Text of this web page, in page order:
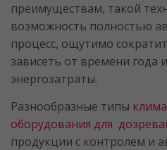
преимуществам, такой
возможность полностью
процесс, ощутимо
зависеть от времени года
энергозатраты.
Разнообразные типы
оборудования для
продукции с контролем и